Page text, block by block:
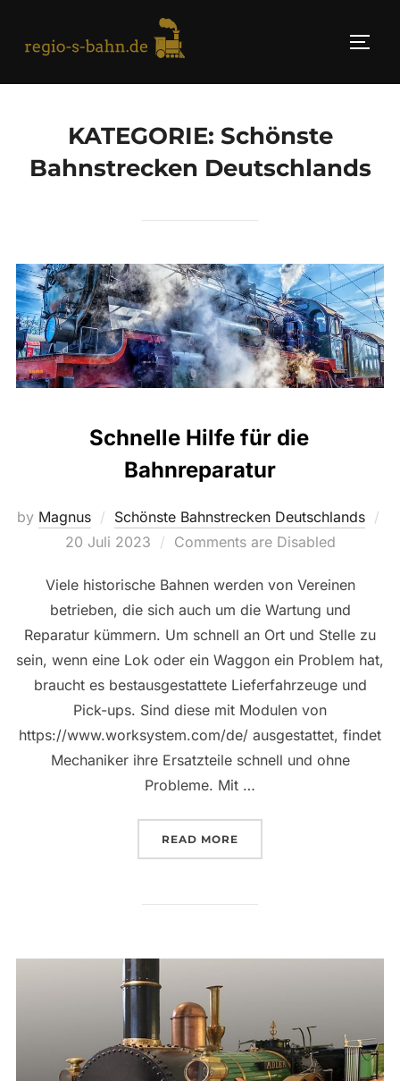
content
KATEGORIE: Schönste
Bahnstrecken Deutschlands
Schnelle Hilfe für die
Bahnreparatur
by Magnus
Schönste Bahnstrecken Deutschlands
Posted
20 Juli 2023 Comments are Disabled
Viele historische Bahnen werden von Vereinen
betrieben, die sich auch um die Wartung und
Reparatur kümmern. Um schnell an Ort und Stelle zu
sein, wenn eine Lok oder ein Waggon ein Problem hat,
braucht es bestausgestattete Lieferfahrzeuge und
Pick-ups. Sind diese mit Modulen von
https://www.worksystem.com/de/ ausgestattet, findet
Mechaniker ihre Ersatzteile schnell und ohne
Probleme. Mit …
READ MORE